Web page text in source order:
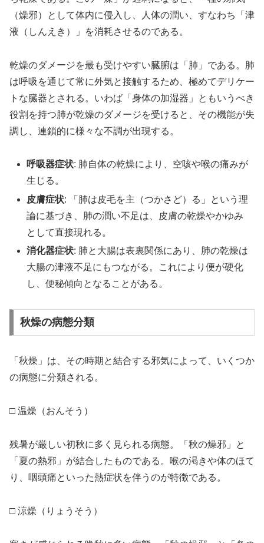
（燥邪）として体内に侵入し、人体の潤い、すなわち「津
液（しんえき）」を消耗させるのである。
乾燥のダメージを最も受けやすい臓腑は「肺」である。肺
は呼吸を通じて常に外気と接触するため、極めてデリケー
トな臓器とされる。いわば「身体の加湿器」ともいうべき
役割を持つ肺が乾燥のダメージを受けると、その機能が失
調し、連鎖的に様々な不調が出現する。
呼吸器症状: 肺自体の乾燥により、空咳や喉の痛みが
生じる。
皮膚症状: 「肺は皮毛を主（つかさど）る」という理
論に基づき、肺の潤い不足は、皮膚の乾燥やかゆみ
として直接現れる。
消化器症状: 肺と大腸は表裏関係にあり、肺の乾燥は
大腸の津液不足にもつながる。これにより便が硬化
し、便秘傾向となることがある。
秋燥の病態分類
「秋燥」は、その時期と結合する邪気によって、いくつか
の病態に分類される。
□ 温燥（おんそう）
残暑が厳しい初秋に多く見られる病態。「秋の燥邪」と
「夏の熱邪」が結合したものである。喉の渇きや体のほて
り、咽頭痛といった熱症状を伴うのが特徴である。
□ 涼燥（りょうそう）